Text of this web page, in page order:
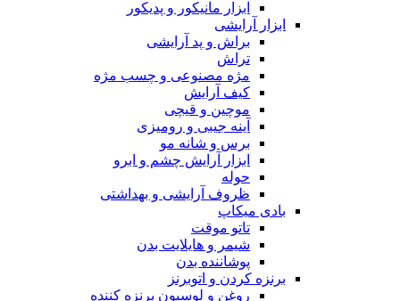
ابزار مانیکور و پدیکور
ابزار آرایشی
براش و پد آرایشی
تراش
مژه مصنوعی و چسب مژه
کیف آرایش
موچین و قیچی
آینه جیبی و رومیزی
برس و شانه مو
ابزار آرایش چشم و ابرو
حوله
ظروف آرایشی و بهداشتی
بادی میکاپ
تاتو موقت
شیمر و هایلایت بدن
پوشاننده بدن
برنزه کردن و اتوبرنز
روغن و لوسیون برنزه کننده